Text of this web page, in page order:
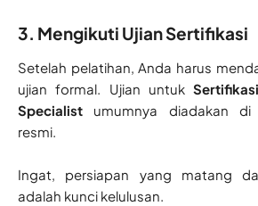
3. Mengikuti Ujian Sertifikasi
Setelah pelatihan, Anda harus
ujian formal. Ujian untuk
Specialist umumnya diadakan
resmi.
Ingat, persiapan yang matang
adalah kunci kelulusan.